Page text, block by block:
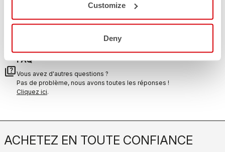
Customize
Deny
replay
RETOURS ET REMBOURSEMENTS
dans les 30 jours suivant la livraison
quiz
FAQ
Vous avez d'autres questions ?
Pas de problème, nous avons toutes les réponses !
Cliquez ici.
ACHETEZ EN TOUTE CONFIANCE